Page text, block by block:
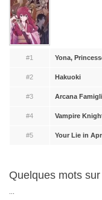
#1 Yona,
#2 Hakuoki
#3 Arcana
#4 Vampire
#5 Your Lie in
Quelques mots